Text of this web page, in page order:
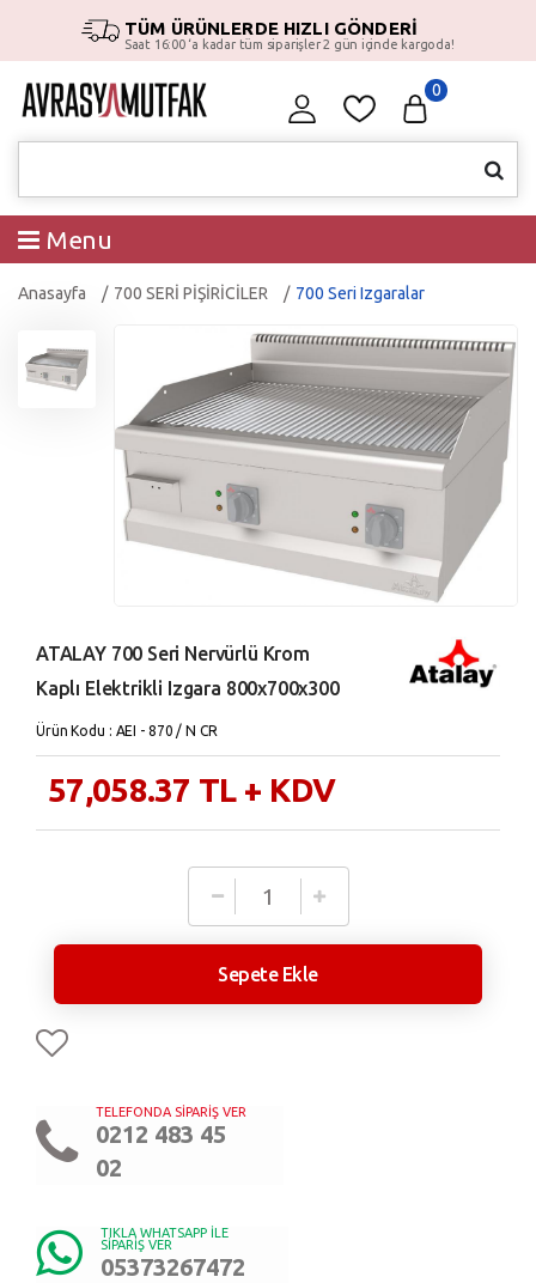
TÜM ÜRÜNLERDE HIZLI GÖNDERİ
Saat 16:00 ‘a kadar tüm siparişler 2 gün içinde kargoda!
0
Menu
Anasayfa 700 SERİ PİŞİRİCİLER 700 Seri Izgaralar
ATALAY 700 Seri Nervürlü Krom
Kaplı Elektrikli Izgara 800x700x300
Ürün Kodu : AEI - 870 / N CR
57,058.37 TL + KDV
TELEFONDA SİPARİŞ VER
0212 483 45
02
TIKLA WHATSAPP İLE
SİPARİŞ VER
05373267472
Sepete Ekle